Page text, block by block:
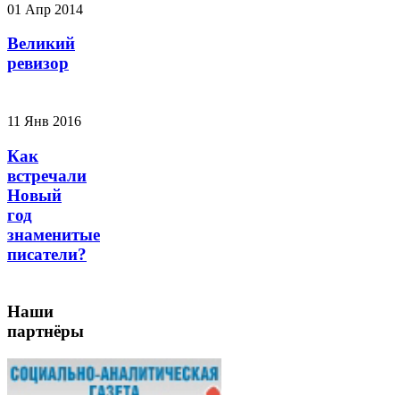
01 Апр 2014
Великий
ревизор
11 Янв 2016
Как
встречали
Новый
год
знаменитые
писатели?
Наши
партнёры